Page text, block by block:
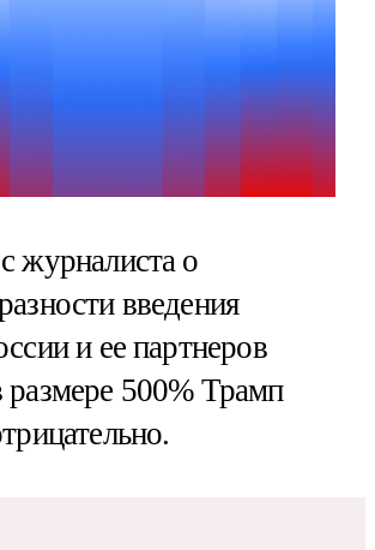
журналиста о
введения
и ее партнеров
500% Трамп